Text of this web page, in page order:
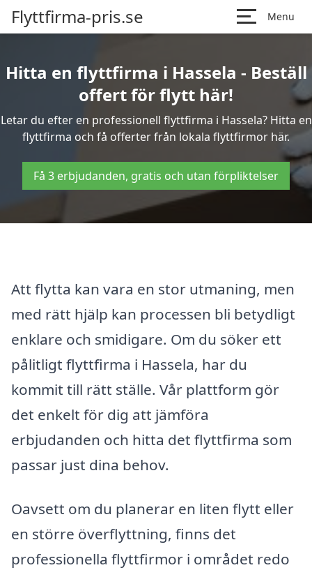
Flyttfirma-pris.se Menu
Hitta en flyttfirma i Hassela - Beställ
offert för flytt här!
Letar du efter en professionell flyttfirma i Hassela? Hitta en
flyttfirma och få offerter från lokala flyttfirmor här.
Få 3 erbjudanden, gratis och utan förpliktelser
Att flytta kan vara en stor utmaning, men
med rätt hjälp kan processen bli betydligt
enklare och smidigare. Om du söker ett
pålitligt flyttfirma i Hassela, har du
kommit till rätt ställe. Vår plattform gör
det enkelt för dig att jämföra
erbjudanden och hitta det flyttfirma som
passar just dina behov.
Oavsett om du planerar en liten flytt eller
en större överflyttning, finns det
professionella flyttfirmor i området redo